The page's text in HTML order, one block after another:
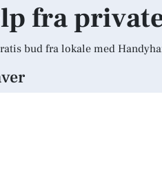
fra
bud fra lokale med